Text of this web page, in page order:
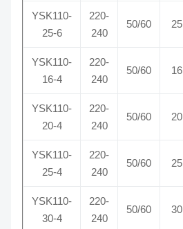
YSK110-
25-6
220-
240
50/60 25
YSK110-
16-4
220-
240
50/60 16
YSK110-
20-4
220-
240
50/60 20
YSK110-
25-4
220-
240
50/60 25
YSK110-
30-4
220-
240
50/60 30